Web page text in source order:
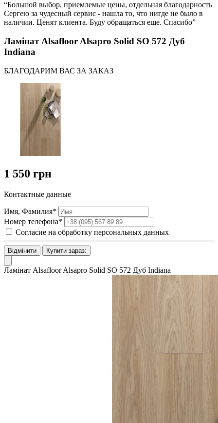
“Большой выбор, приемлемые цены, отдельная благодарность
Сергею за чудесный сервис - нашла то, что нигде не было в
наличии. Ценят клиента. Буду обращаться еще. Спасибо”
Ламінат Alsafloor Alsapro Solid SO 572 Дуб
Indiana
БЛАГОДАРИМ ВАС ЗА ЗАКАЗ
1 550 грн
Контактные данные
Имя, Фамилия*
Номер телефона*
Согласие на обработку персональных данных
Відмінити Купити зараз:
Ламінат Alsafloor Alsapro Solid SO 572 Дуб Indiana